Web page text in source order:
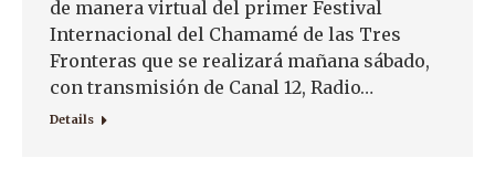
de manera virtual del primer Festival
Internacional del Chamamé de las Tres
Fronteras que se realizará mañana sábado,
con transmisión de Canal 12, Radio…
Details